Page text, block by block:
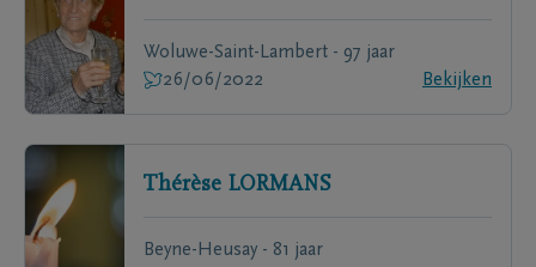
Woluwe-Saint-Lambert - 97 jaar
26/06/2022
Bekijken
Thérèse LORMANS
Beyne-Heusay - 81 jaar